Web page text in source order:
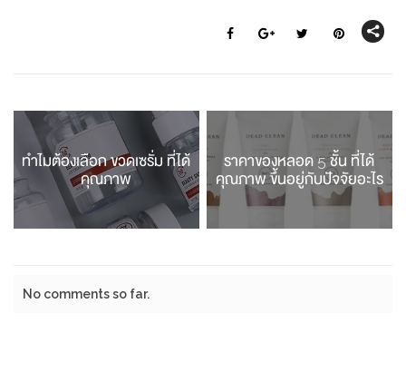
ราคาของหลอด 5 ชั้น ที่ได้
คุณภาพ ขึ้นอยู่กับปัจจัยอะไร
ทำไมต้องเลือก ขวดเซรั่ม ที่ได้
คุณภาพ
No comments so far.